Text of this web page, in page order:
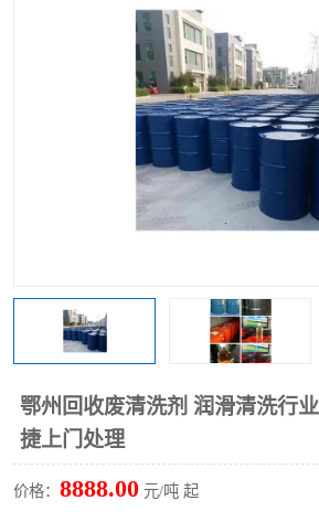
鄂州回收废清洗剂 润滑清洗行
捷上门处理
价格： 8888.00 元/吨 起
回收废清洗剂 上门